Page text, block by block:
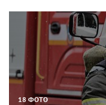
18 ФОТО